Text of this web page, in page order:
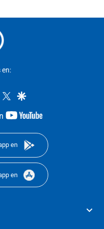
en:
instagram
twittergoogle
youtube-
en
en